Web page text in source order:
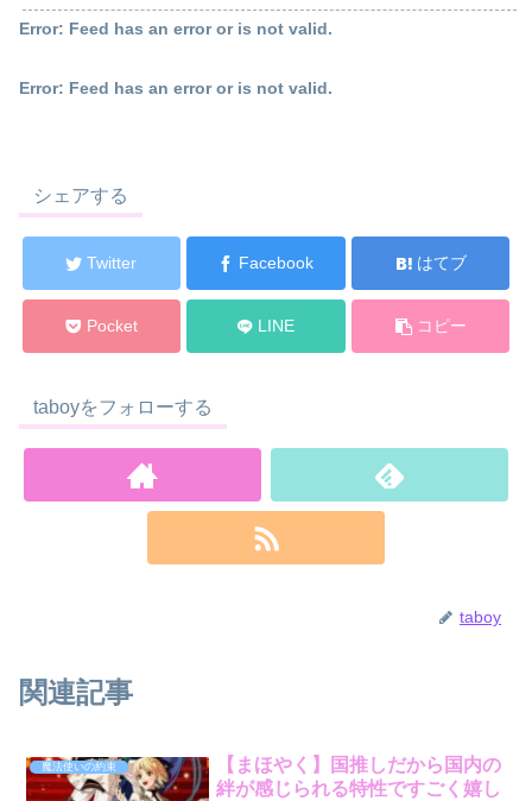
Error: Feed has an error or is not valid.
Error: Feed has an error or is not valid.
シェアする
Twitter Facebook はてブ
Pocket LINE コピー
taboyをフォローする
taboy
関連記事
魔法使いの約束
【まほやく】国推しだから国内の
絆が感じられる特性ですごく嬉し